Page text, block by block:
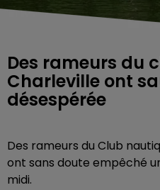
Des rameurs du
Charleville ont
désespérée
Des rameurs du Club
ont sans doute empêché
midi.